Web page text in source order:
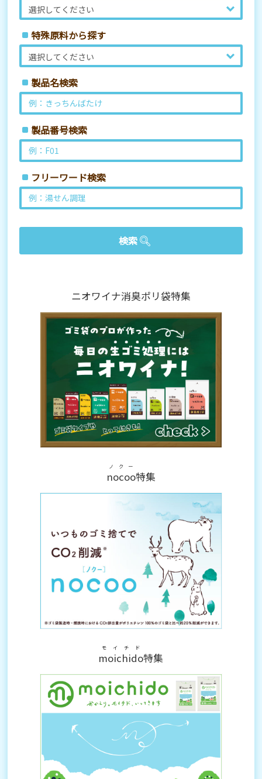
特殊原料から探す
製品名検索
製品番号検索
フリーワード検索
ニオワイナ消臭ポリ袋特集
nocoo
ノクー
特集
moichido
モイチド
特集